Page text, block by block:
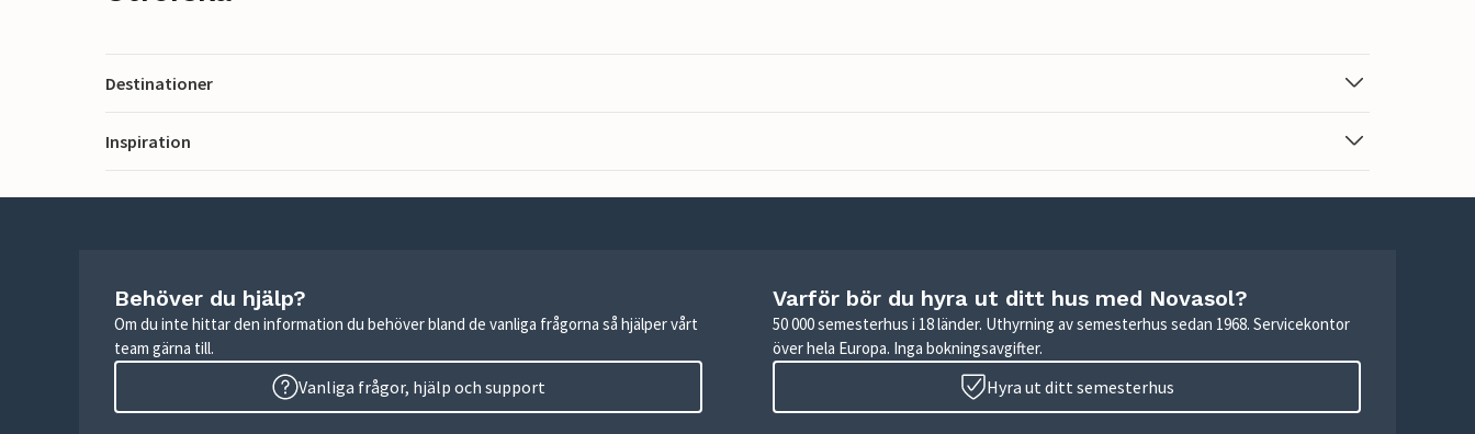
Destinationer
Inspiration
Behöver du hjälp?
Om du inte hittar den information du behöver bland de vanliga frågorna så hjälper vårt
team gärna till.
Vanliga frågor, hjälp och support
Varför bör du hyra ut ditt hus med Novasol?
50 000 semesterhus i 18 länder. Uthyrning av semesterhus sedan 1968. Servicekontor
över hela Europa. Inga bokningsavgifter.
Hyra ut ditt semesterhus